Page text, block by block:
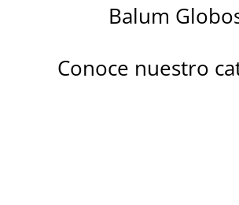
Balum
Conoce nuestro